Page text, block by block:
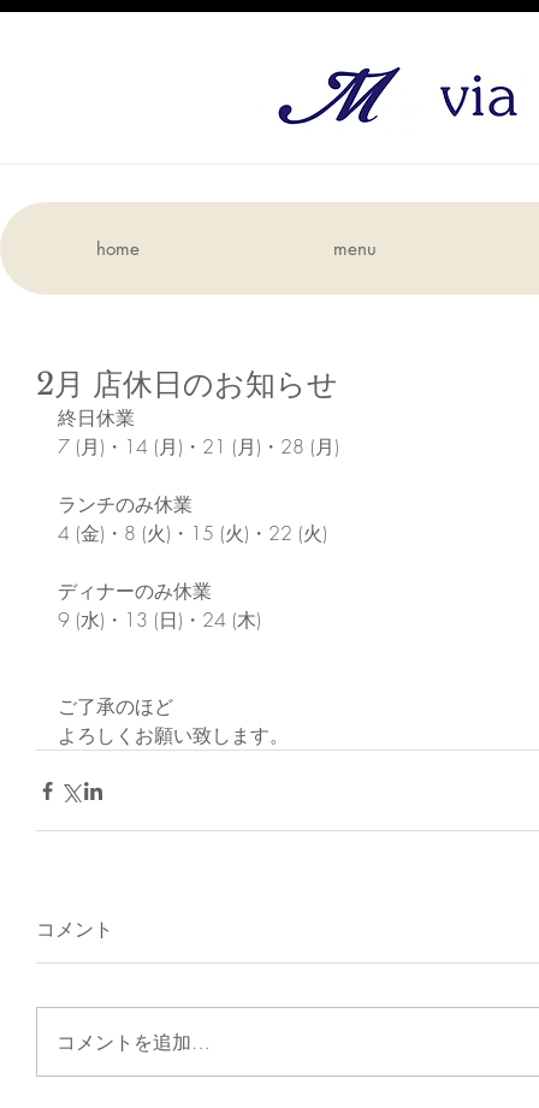
home menu
2月 店休日のお知らせ
終日休業
7 (月)・14 (月)・21 (月)・28 (月)
ランチのみ休業
4 (金)・8 (火)・15 (火)・22 (火)
ディナーのみ休業
9 (水)・13 (日)・24 (木)
ご了承のほど
よろしくお願い致します。
コメント
コメントを追加…